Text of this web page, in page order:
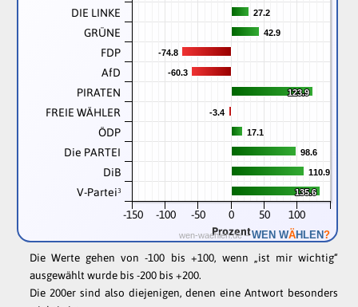
Prozent
27.2
27.2
42.9
42.9
-74.8
-74.8
-60.3
-60.3
123.9
123.9
-3.4
-3.4
17.1
17.1
98.6
98.6
110.9
110.9
135.6
135.6
DIE LINKE
GRÜNE
FDP
AfD
PIRATEN
FREIE WÄHLER
ÖDP
Die PARTEI
DiB
V-Partei³
-150
-100 -50 0 50 100
wen-waehlen.de –WEN WÄHLEN?
Die Werte gehen von -100 bis +100, wenn „ist mir wichtig“
ausgewählt wurde bis -200 bis +200.
Die 200er sind also diejenigen, denen eine Antwort besonders